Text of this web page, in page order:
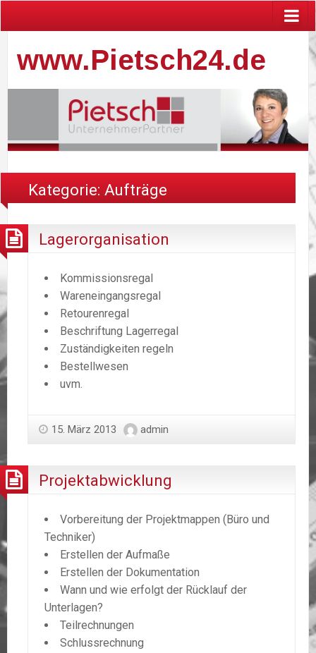
www.Pietsch24.de
Kategorie: Aufträge
Lagerorganisation
Kommissionsregal
Wareneingangsregal
Retourenregal
Beschriftung Lagerregal
Zuständigkeiten regeln
Bestellwesen
uvm.
15. März 2013 admin
Projektabwicklung
Vorbereitung der Projektmappen (Büro und
Techniker)
Erstellen der Aufmaße
Erstellen der Dokumentation
Wann und wie erfolgt der Rücklauf der
Unterlagen?
Teilrechnungen
Schlussrechnung